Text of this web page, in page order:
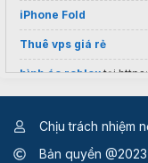
iPhone Fold
Thuê vps giá rẻ
hình áo robloxtại
Chịu trách nhiệm
Bản quyền